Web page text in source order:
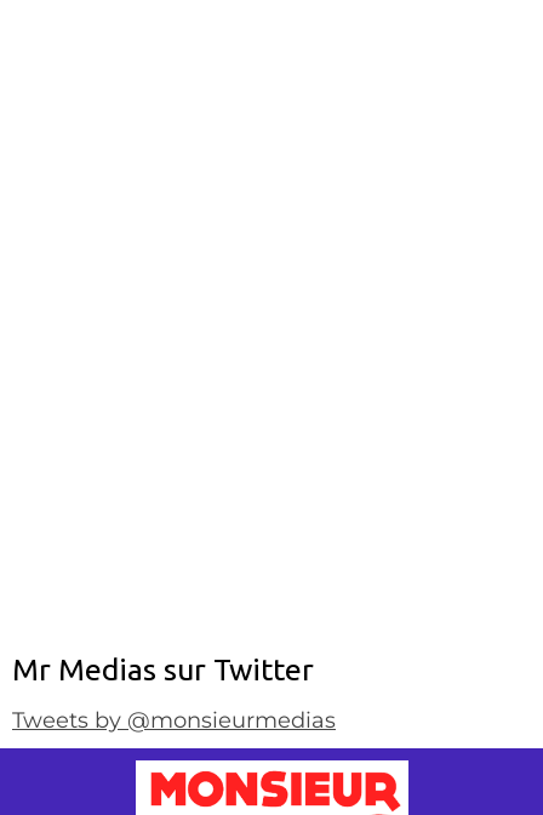
Mr Medias sur Twitter
Tweets by @monsieurmedias